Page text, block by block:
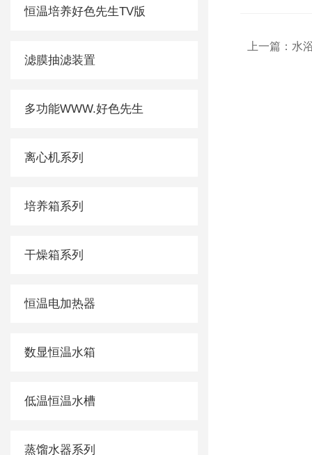
恒温培养好色先生TV版
滤膜抽滤装置
多功能WWW.好色先生
离心机系列
培养箱系列
干燥箱系列
恒温电加热器
数显恒温水箱
低温恒温水槽
蒸馏水器系列
上一篇： 水